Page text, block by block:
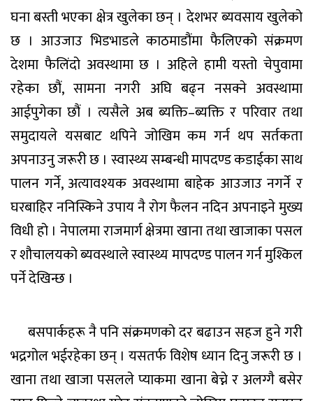
घना बस्ती भएका क्षेत्र खुलेका छन् । देशभर ब्यवसाय खुलेको
छ । आउजाउ भिडभाडले काठमाडौंमा फैलिएको संक्रमण
देशमा फैलिंदो अवस्थामा छ । अहिले हामी यस्तो चेपुवामा
रहेका छौं, सामना नगरी अघि बढ्न नसक्ने अवस्थामा
आईपुगेका छौं । त्यसैले अब ब्यक्ति–ब्यक्ति र परिवार तथा
समुदायले यसबाट थपिने जोखिम कम गर्न थप सर्तकता
अपनाउनु जरूरी छ । स्वास्थ्य सम्बन्धी मापदण्ड कडाईका साथ
पालन गर्ने, अत्यावश्यक अवस्थामा बाहेक आउजाउ नगर्ने र
घरबाहिर ननिस्किने उपाय नै रोग फैलन नदिन अपनाइने मुख्य
विधी हो । नेपालमा राजमार्ग क्षेत्रमा खाना तथा खाजाका पसल
र शौचालयको ब्यवस्थाले स्वास्थ्य मापदण्ड पालन गर्न मुश्किल
पर्ने देखिन्छ ।
बसपार्कहरू नै पनि संक्रमणको दर बढाउन सहज हुने गरी
भद्रगोल भईरहेका छन् । यसतर्फ विशेष ध्यान दिनु जरूरी छ ।
खाना तथा खाजा पसलले प्याकमा खाना बेच्ने र अलग्गै बसेर